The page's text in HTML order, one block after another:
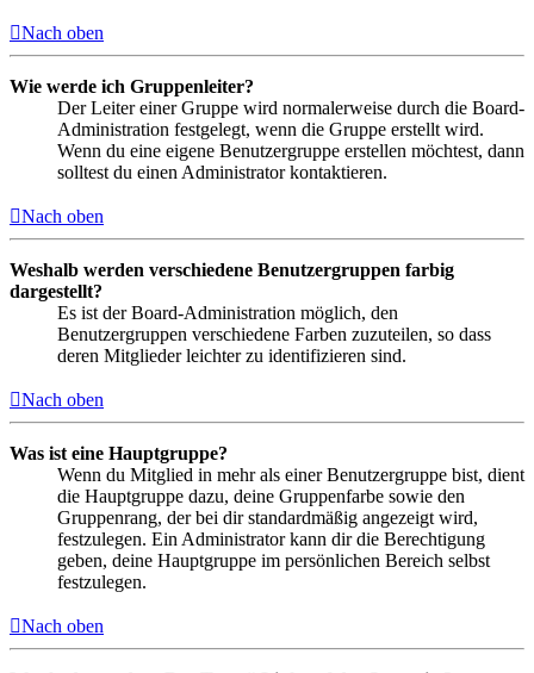
Nach oben
Wie werde ich Gruppenleiter?
Der Leiter einer Gruppe wird normalerweise durch die Board-
Administration festgelegt, wenn die Gruppe erstellt wird.
Wenn du eine eigene Benutzergruppe erstellen möchtest, dann
solltest du einen Administrator kontaktieren.
Nach oben
Weshalb werden verschiedene Benutzergruppen farbig
dargestellt?
Es ist der Board-Administration möglich, den
Benutzergruppen verschiedene Farben zuzuteilen, so dass
deren Mitglieder leichter zu identifizieren sind.
Nach oben
Was ist eine Hauptgruppe?
Wenn du Mitglied in mehr als einer Benutzergruppe bist, dient
die Hauptgruppe dazu, deine Gruppenfarbe sowie den
Gruppenrang, der bei dir standardmäßig angezeigt wird,
festzulegen. Ein Administrator kann dir die Berechtigung
geben, deine Hauptgruppe im persönlichen Bereich selbst
festzulegen.
Nach oben